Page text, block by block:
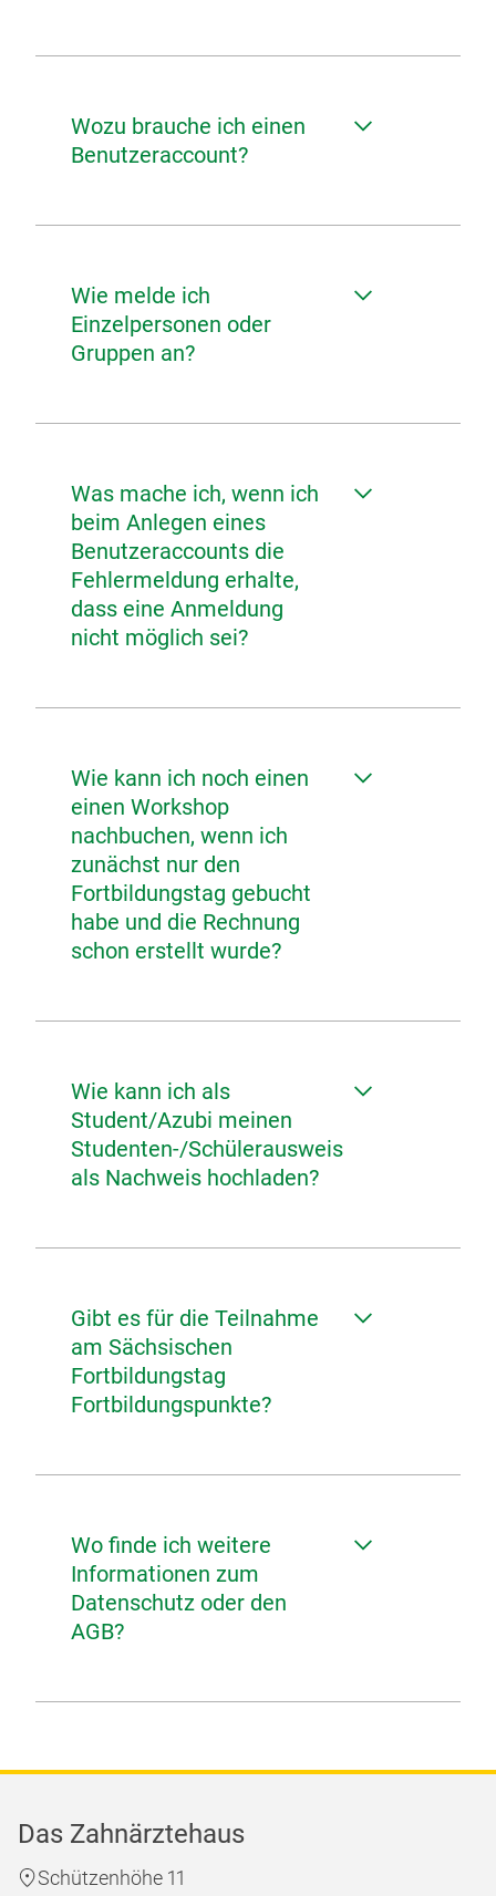
Wozu brauche ich einen
Benutzeraccount?
Wie melde ich
Einzelpersonen oder
Gruppen an?
Was mache ich, wenn ich
beim Anlegen eines
Benutzeraccounts die
Fehlermeldung erhalte,
dass eine Anmeldung
nicht möglich sei?
Wie kann ich noch einen
einen Workshop
nachbuchen, wenn ich
zunächst nur den
Fortbildungstag gebucht
habe und die Rechnung
schon erstellt wurde?
Wie kann ich als
Student/Azubi meinen
Studenten-/Schülerausweis
als Nachweis hochladen?
Gibt es für die Teilnahme
am Sächsischen
Fortbildungstag
Fortbildungspunkte?
Wo finde ich weitere
Informationen zum
Datenschutz oder den
AGB?
Das Zahnärztehaus
Schützenhöhe 11